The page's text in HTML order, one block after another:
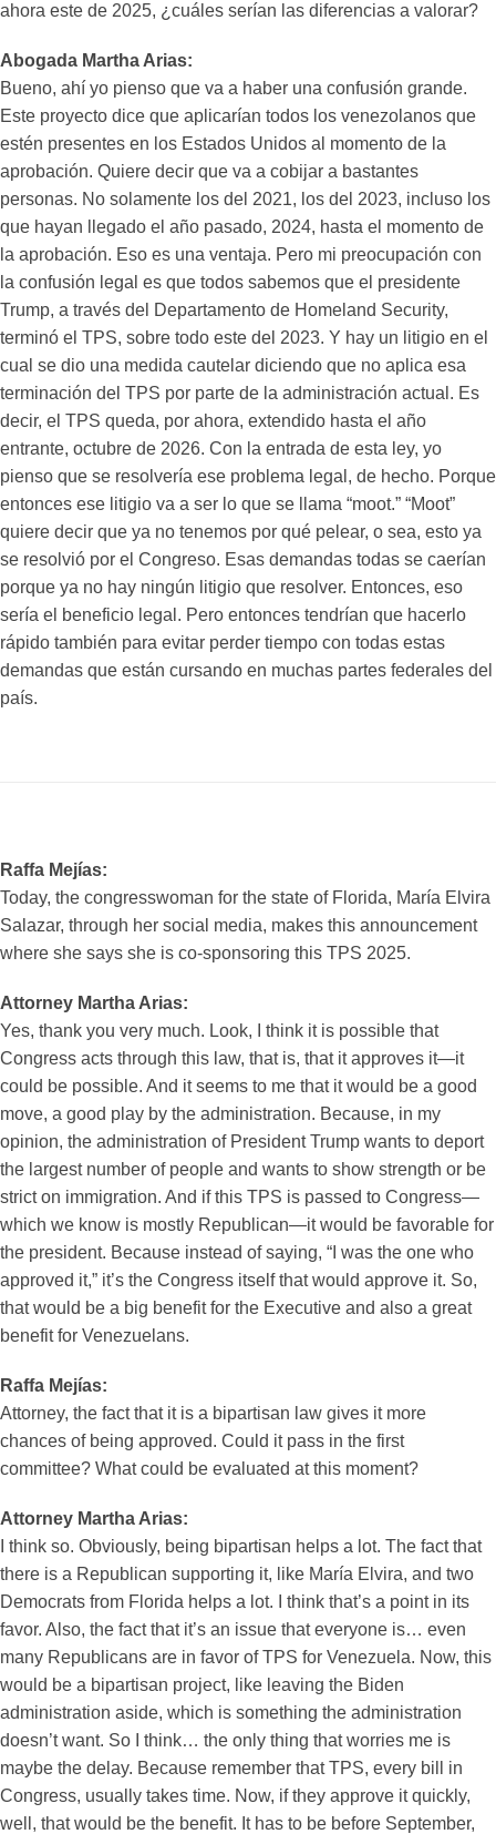
ahora este de 2025, ¿cuáles serían las diferencias a valorar?
Abogada Martha Arias:
Bueno, ahí yo pienso que va a haber una confusión grande.
Este proyecto dice que aplicarían todos los venezolanos que
estén presentes en los Estados Unidos al momento de la
aprobación. Quiere decir que va a cobijar a bastantes
personas. No solamente los del 2021, los del 2023, incluso los
que hayan llegado el año pasado, 2024, hasta el momento de
la aprobación. Eso es una ventaja. Pero mi preocupación con
la confusión legal es que todos sabemos que el presidente
Trump, a través del Departamento de Homeland Security,
terminó el TPS, sobre todo este del 2023. Y hay un litigio en el
cual se dio una medida cautelar diciendo que no aplica esa
terminación del TPS por parte de la administración actual. Es
decir, el TPS queda, por ahora, extendido hasta el año
entrante, octubre de 2026. Con la entrada de esta ley, yo
pienso que se resolvería ese problema legal, de hecho. Porque
entonces ese litigio va a ser lo que se llama “moot.” “Moot”
quiere decir que ya no tenemos por qué pelear, o sea, esto ya
se resolvió por el Congreso. Esas demandas todas se caerían
porque ya no hay ningún litigio que resolver. Entonces, eso
sería el beneficio legal. Pero entonces tendrían que hacerlo
rápido también para evitar perder tiempo con todas estas
demandas que están cursando en muchas partes federales del
país.
Raffa Mejías:
Today, the congresswoman for the state of Florida, María Elvira
Salazar, through her social media, makes this announcement
where she says she is co-sponsoring this TPS 2025.
Attorney Martha Arias:
Yes, thank you very much. Look, I think it is possible that
Congress acts through this law, that is, that it approves it—it
could be possible. And it seems to me that it would be a good
move, a good play by the administration. Because, in my
opinion, the administration of President Trump wants to deport
the largest number of people and wants to show strength or be
strict on immigration. And if this TPS is passed to Congress—
which we know is mostly Republican—it would be favorable for
the president. Because instead of saying, “I was the one who
approved it,” it’s the Congress itself that would approve it. So,
that would be a big benefit for the Executive and also a great
benefit for Venezuelans.
Raffa Mejías:
Attorney, the fact that it is a bipartisan law gives it more
chances of being approved. Could it pass in the first
committee? What could be evaluated at this moment?
Attorney Martha Arias:
I think so. Obviously, being bipartisan helps a lot. The fact that
there is a Republican supporting it, like María Elvira, and two
Democrats from Florida helps a lot. I think that’s a point in its
favor. Also, the fact that it’s an issue that everyone is… even
many Republicans are in favor of TPS for Venezuela. Now, this
would be a bipartisan project, like leaving the Biden
administration aside, which is something the administration
doesn’t want. So I think… the only thing that worries me is
maybe the delay. Because remember that TPS, every bill in
Congress, usually takes time. Now, if they approve it quickly,
well, that would be the benefit. It has to be before September,